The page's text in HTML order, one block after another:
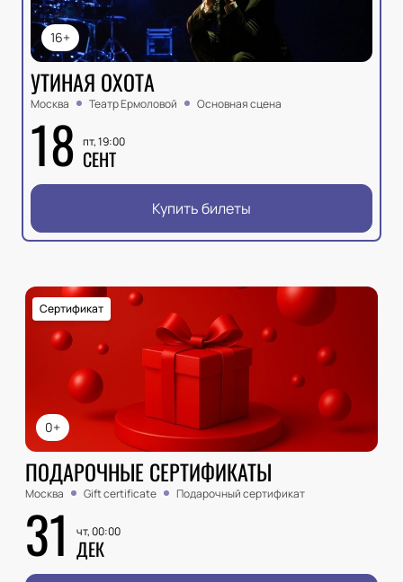
16+
УТИНАЯ ОХОТА
Москва Театр Ермоловой Основная сцена
18 пт, 19:00
СЕНТ
Купить билеты
0+
Сертификат
ПОДАРОЧНЫЕ СЕРТИФИКАТЫ
Москва Gift certificate Подарочный сертификат
31 чт, 00:00
ДЕК